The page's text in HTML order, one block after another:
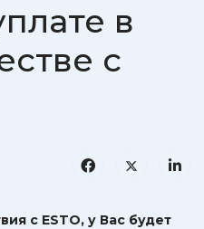
в
с
с ESTO, у Вас будет